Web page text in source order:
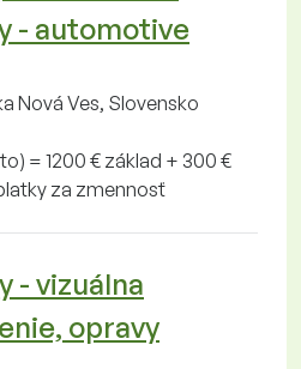
- automotive
Nová Ves, Slovensko
= 1200 € základ + 300 €
za zmennosť
- vizuálna
opravy